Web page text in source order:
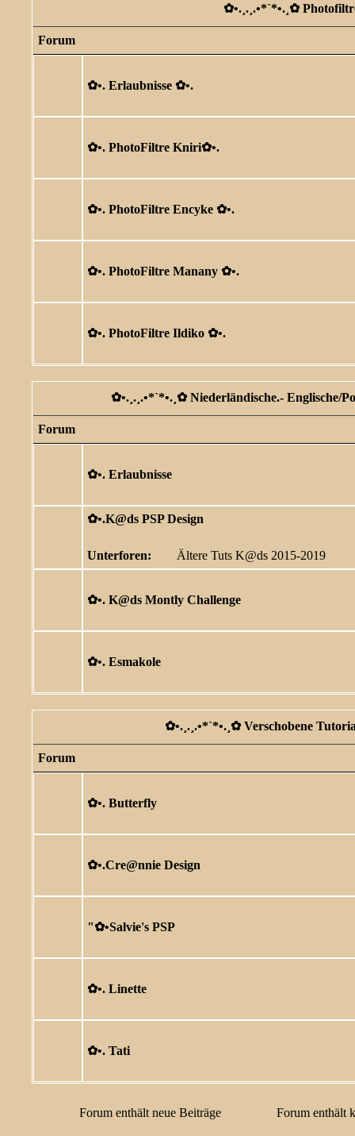
✿ •.¸.¸.•*`*•.¸✿
Forum
✿ •. Erlaubnisse ✿ •.
✿ •. PhotoFiltre Kniri✿ •.
✿ •. PhotoFiltre Encyke ✿ •.
✿ •. PhotoFiltre Manany ✿ •.
✿ •. PhotoFiltre Ildiko ✿ •.
✿ •.¸.¸.•*`*•.¸✿ Niederländische.- Englische/
Forum
✿ •. Erlaubnisse
✿ •.K@ds PSP Design
Unterforen: Ältere Tuts K@ds 2015-2019
✿ •. K@ds Montly Challenge
✿ •. Esmakole
✿ •.¸.¸.•*`*•.¸✿ Verschobene
Forum
✿ •. Butterfly
✿ •.Cre@nnie Design
"✿ •Salvie's PSP
✿ •. Linette
✿ •. Tati
Forum enthält neue Beiträge Forum enthält